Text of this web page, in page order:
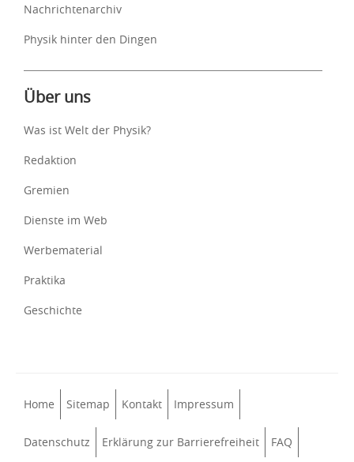
Nachrichtenarchiv
Physik hinter den Dingen
Über uns
Was ist Welt der Physik?
Redaktion
Gremien
Dienste im Web
Werbematerial
Praktika
Geschichte
Home Sitemap Kontakt Impressum
Datenschutz Erklärung zur Barrierefreiheit FAQ